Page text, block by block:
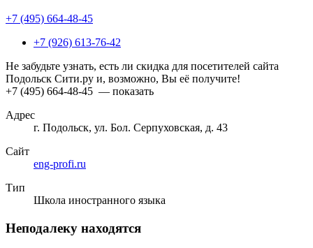
+7 (495) 664-48-45
+7 (926) 613-76-42
Не забудьте узнать, есть ли скидка для посетителей сайта
Подольск Сити.ру и, возможно, Вы её получите!
+7 (495) 664-48-45 — показать
Адрес
г. Подольск, ул. Бол. Серпуховская, д. 43
Сайт
eng-profi.ru
Тип
Школа иностранного языка
Неподалеку находятся